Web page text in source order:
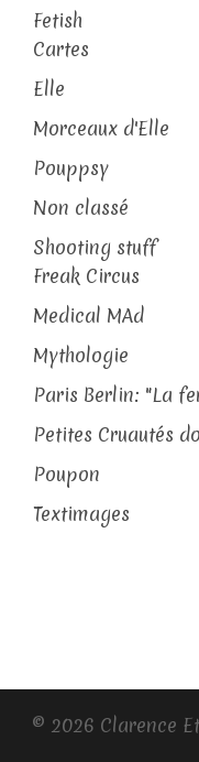
Fetish
Cartes
Elle
Morceaux d'Elle
Pouppsy
Non classé
Shooting stuff
Freak Circus
Medical MAd
Mythologie
Paris Berlin: "La
Petites Cruautés
Poupon
Textimages
© 2026 Clarence